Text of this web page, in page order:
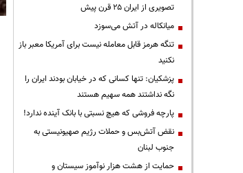
تصویری از ایران ۲۵ قرن پیش
میانکاله در آتش می‌سوزد
تنگه هرمز قابل معامله نیست برای آمریکا معبر باز
نکنید
پزشکیان: تنها کسانی که در خیابان بودند ایران را
نگه نداشتند همه سهیم هستند
پارچه فروشی که هیچ نسبتی با بانک آینده ندارد!
نقض آتش‌بس و حملات رژیم صهیونیستی به
جنوب لبنان
حمایت از هشت هزار نوآموز سیستان و